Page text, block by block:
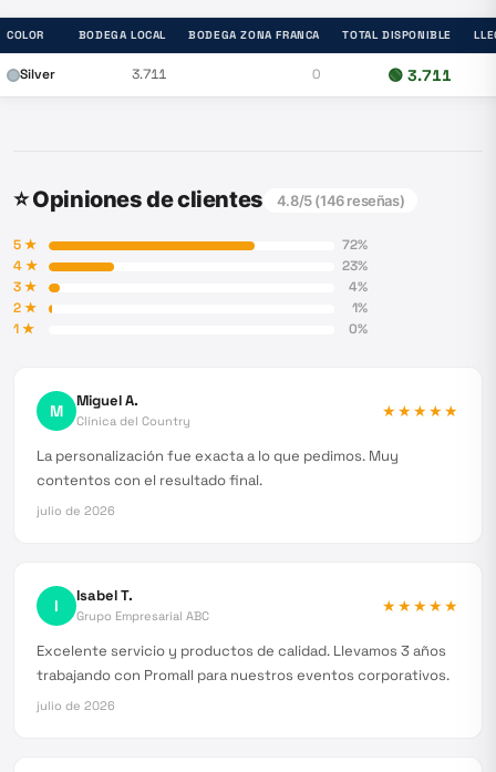
COLOR BODEGA LOCAL BODEGA ZONA FRANCA TOTAL DISPONIBLE
Silver 3.711 0 🟢 3.711
⭐ Opiniones de clientes 4.8/5 (146reseñas)
5★ 72%
4★ 23%
3★ 4%
2★ 1%
1★ 0%
M Miguel A.
Clínica del Country
★★★★★
La personalización fue exacta a lo que pedimos. Muy
contentos con el resultado final.
julio de 2026
I Isabel T.
Grupo Empresarial ABC
★★★★★
Excelente servicio y productos de calidad. Llevamos 3 años
trabajando con Promall para nuestros eventos corporativos.
julio de 2026